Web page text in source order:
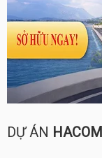
DỰ ÁN